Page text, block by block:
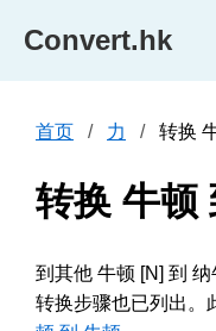
Convert.hk
首页 力 转换
转换 牛顿
到其他 牛顿 [N] 到
转换步骤也已列出。